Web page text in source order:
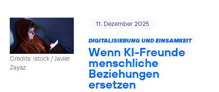
Credits: istock / Javier
Zayaz
11. Dezember 2025
DIGITALISIERUNG UND EINSAMKEIT
Wenn KI-Freunde
menschliche
Beziehungen
ersetzen